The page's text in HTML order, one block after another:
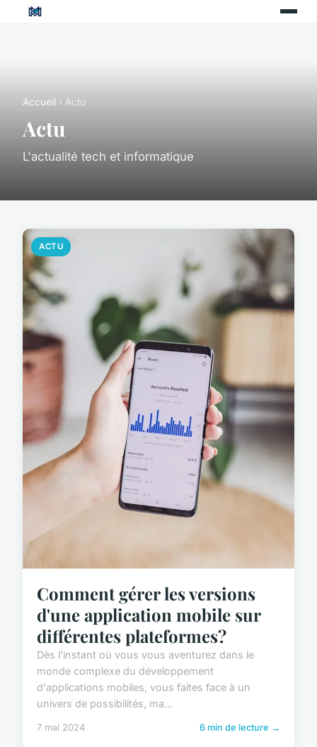
Accueil › Actu
Actu
L'actualité tech et informatique
ACTU
Comment gérer les versions
d'une application mobile sur
différentes plateformes?
Dès l'instant où vous vous aventurez dans le
monde complexe du développement
d'applications mobiles, vous faites face à un
univers de possibilités, ma...
7 mai 2024 6 min de lecture →